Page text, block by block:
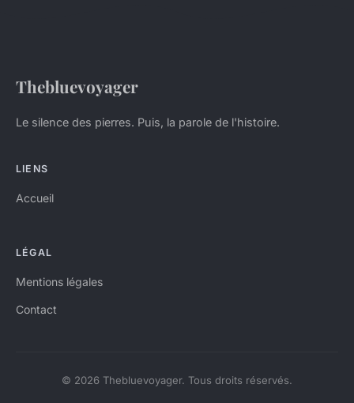
Thebluevoyager
Le silence des pierres. Puis, la parole de l'histoire.
LIENS
Accueil
LÉGAL
Mentions légales
Contact
© 2026 Thebluevoyager. Tous droits réservés.